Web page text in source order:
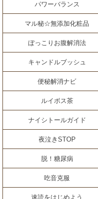
パワーバランス
マル秘☆無添加化粧品
ぽっこりお腹解消法
キャンドルブッシュ
便秘解消ナビ
ルイボス茶
ナイシトールガイド
夜泣きSTOP
脱！糖尿病
吃音克服
速読をはじめよう